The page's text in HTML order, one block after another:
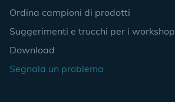
Ordina campioni di prodotti
Suggerimenti e trucchi per i workshop
Download
Segnala un problema